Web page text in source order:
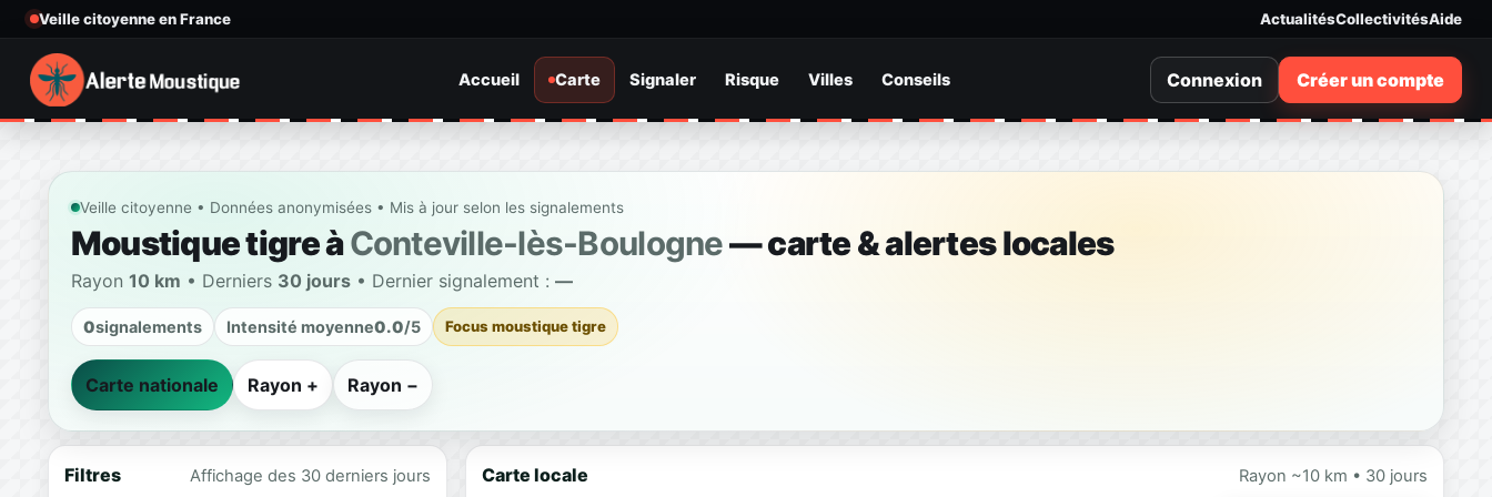
Veille citoyenne en France ActualitésCollectivitésAide
Accueil Carte Signaler Risque Villes Conseils Connexion Créer un compte
Veille citoyenne • Données anonymisées • Mis à jour selon les signalements
Moustique tigre àConteville-lès-Boulogne— carte & alertes locales
Rayon 10 km • Derniers 30 jours• Dernier signalement : —
0signalements Intensité moyenne0.0/5 Focus moustique tigre
Carte nationale Rayon + Rayon −
Filtres Affichage des 30 derniers jours Carte locale Rayon ~10 km • 30 jours